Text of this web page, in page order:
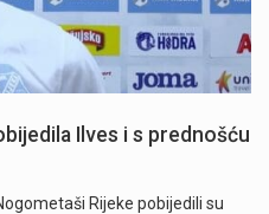
Ilves i s prednošću
Rijeke pobijedili su